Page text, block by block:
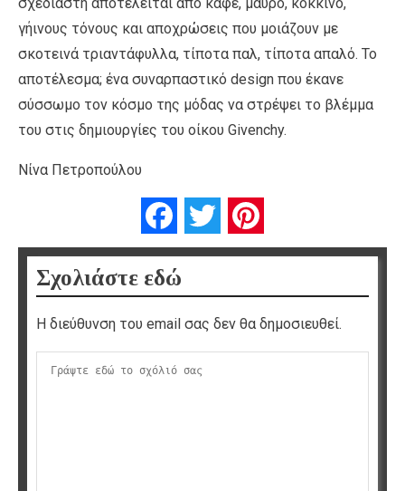
γήινους τόνους και αποχρώσεις που μοιάζουν με
σκοτεινά τριαντάφυλλα, τίποτα παλ, τίποτα απαλό. Το
αποτέλεσμα; ένα συναρπαστικό design που έκανε
σύσσωμο τον κόσμο της μόδας να στρέψει το βλέμμα
του στις δημιουργίες του οίκου Givenchy.
Νίνα Πετροπούλου
FacebookTwitter
Σχολιάστε εδώ
Η διεύθυνση του email σας δεν θα δημοσιευθεί.